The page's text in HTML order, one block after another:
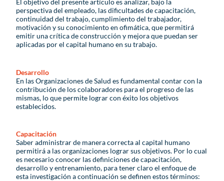
El objetivo del presente artículo es analizar, bajo la
perspectiva del empleado, las dificultades de capacitación,
continuidad del trabajo, cumplimiento del trabajador,
motivación y su conocimiento en ofimática, que permitirá
emitir una crítica de construcción y mejora que puedan ser
aplicadas por el capital humano en su trabajo.
Desarrollo
En las Organizaciones de Salud es fundamental contar con la
contribución de los colaboradores para el progreso de las
mismas, lo que permite lograr con éxito los objetivos
establecidos.
Capacitación
Saber administrar de manera correcta al capital humano
permitirá a las organizaciones lograr sus objetivos. Por lo cual
es necesario conocer las definiciones de capacitación,
desarrollo y entrenamiento, para tener claro el enfoque de
esta investigación a continuación se definen estos términos: